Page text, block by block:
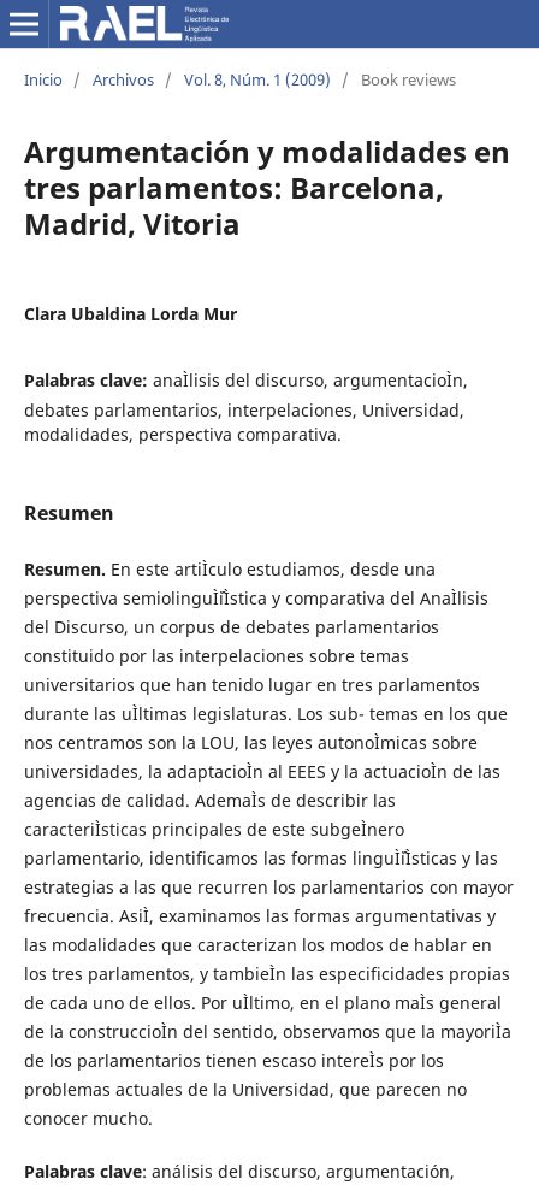
Inicio / Archivos / Vol. 8, Núm. 1 (2009) / Book reviews
Argumentación y modalidades en
tres parlamentos: Barcelona,
Madrid, Vitoria
Clara Ubaldina Lorda Mur
Palabras clave: anaÌlisis del discurso, argumentacioÌn,
debates parlamentarios, interpelaciones, Universidad,
modalidades, perspectiva comparativa.
Resumen
Resumen. En este artiÌculo estudiamos, desde una
perspectiva semiolinguÌˆiÌstica y comparativa del AnaÌlisis
del Discurso, un corpus de debates parlamentarios
constituido por las interpelaciones sobre temas
universitarios que han tenido lugar en tres parlamentos
durante las uÌltimas legislaturas. Los sub- temas en los que
nos centramos son la LOU, las leyes autonoÌmicas sobre
universidades, la adaptacioÌn al EEES y la actuacioÌn de las
agencias de calidad. AdemaÌs de describir las
caracteriÌsticas principales de este subgeÌnero
parlamentario, identificamos las formas linguÌˆiÌsticas y las
estrategias a las que recurren los parlamentarios con mayor
frecuencia. AsiÌ, examinamos las formas argumentativas y
las modalidades que caracterizan los modos de hablar en
los tres parlamentos, y tambieÌn las especificidades propias
de cada uno de ellos. Por uÌltimo, en el plano maÌs general
de la construccioÌn del sentido, observamos que la mayoriÌa
de los parlamentarios tienen escaso intereÌs por los
problemas actuales de la Universidad, que parecen no
conocer mucho.
Palabras clave: análisis del discurso, argumentación,